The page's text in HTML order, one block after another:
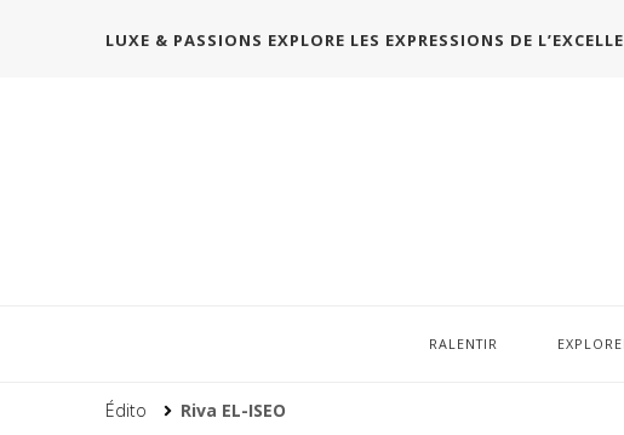
LUXE & PASSIONS EXPLORE LES EXPRESSIONS DE
RALENTIR
Édito Riva EL-ISEO